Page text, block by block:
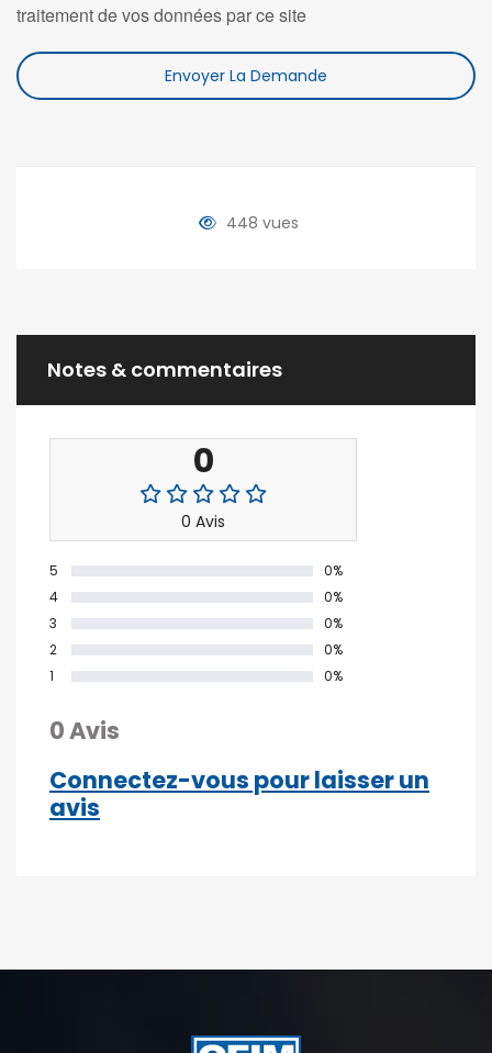
traitement de vos données par ce site
Envoyer La Demande
448 vues
Notes & commentaires
0
0 Avis
5
0%
4
0%
3
0%
2
0%
1
0%
0 Avis
Connectez-vous pour laisser un
avis